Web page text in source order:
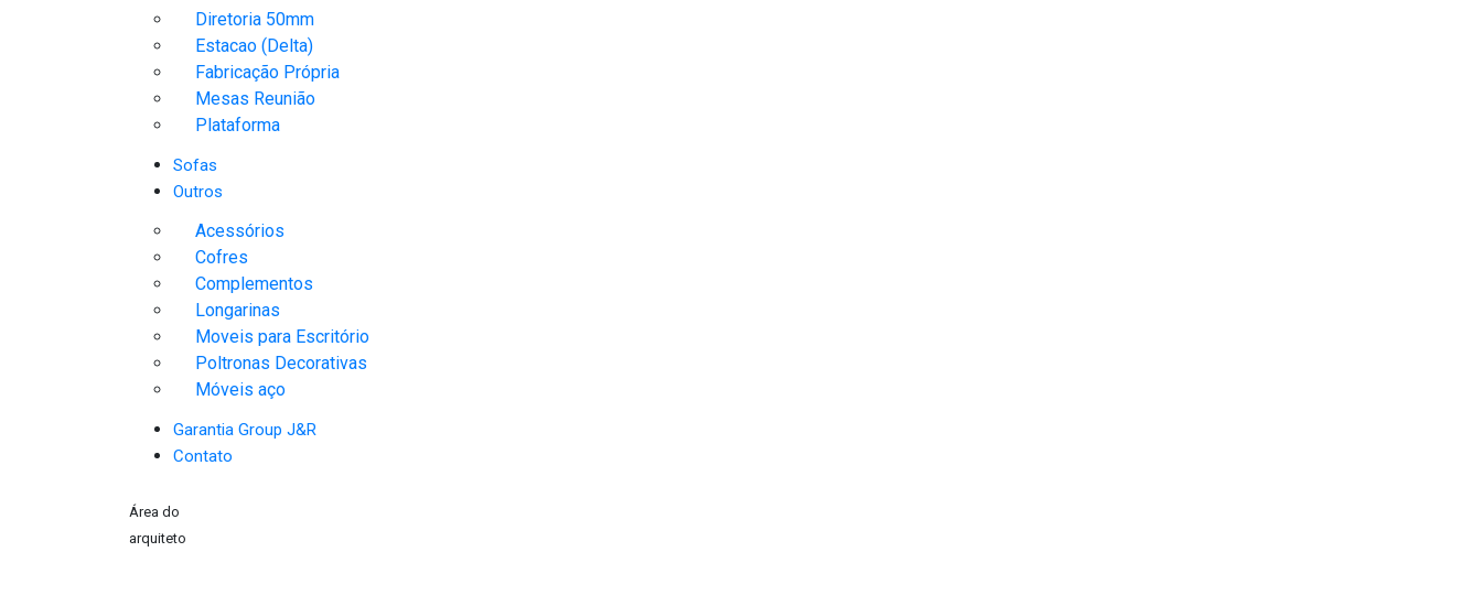
Diretoria 50mm
Estacao (Delta)
Fabricação Própria
Mesas Reunião
Plataforma
Sofas
Outros
Acessórios
Cofres
Complementos
Longarinas
Moveis para Escritório
Poltronas Decorativas
Móveis aço
Garantia Group J&R
Contato
Área do
arquiteto